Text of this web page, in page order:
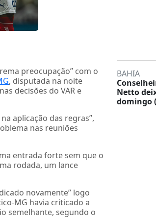
preocupação” com o
, disputada na noite
decisões do VAR e
aplicação das regras”,
nas reuniões
entrada forte sem que o
rodada, um lance
novamente” logo
MG havia criticado a
semelhante, segundo o
BAHIA
Netto
domingo